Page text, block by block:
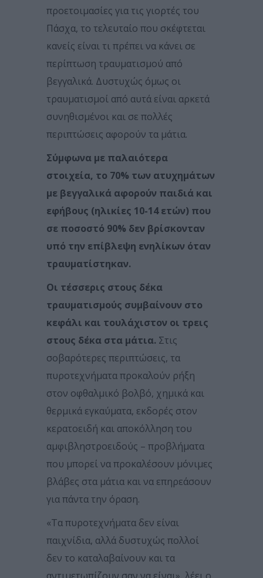
προετοιμασίες για τις γιορτές του
Πάσχα, το τελευταίο που σκέφτεται
κανείς είναι τι πρέπει να κάνει σε
περίπτωση τραυματισμού από
βεγγαλικά. Δυστυχώς όμως οι
τραυματισμοί από αυτά είναι αρκετά
συνηθισμένοι και σε πολλές
περιπτώσεις αφορούν τα μάτια.
Σύμφωνα με παλαιότερα
στοιχεία, το 70% των ατυχημάτων
με βεγγαλικά αφορούν παιδιά και
εφήβους (ηλικίες 10-14 ετών) που
σε ποσοστό 90% δεν βρίσκονταν
υπό την επίβλεψη ενηλίκων όταν
τραυματίστηκαν.
Οι τέσσερις στους δέκα
τραυματισμούς συμβαίνουν στο
κεφάλι και τουλάχιστον οι τρεις
στους δέκα στα μάτια. Στις
σοβαρότερες περιπτώσεις, τα
πυροτεχνήματα προκαλούν ρήξη
στον οφθαλμικό βολβό, χημικά και
θερμικά εγκαύματα, εκδορές στον
κερατοειδή και αποκόλληση του
αμφιβληστροειδούς – προβλήματα
που μπορεί να προκαλέσουν μόνιμες
βλάβες στα μάτια και να επηρεάσουν
για πάντα την όραση.
«Τα πυροτεχνήματα δεν είναι
παιχνίδια, αλλά δυστυχώς πολλοί
δεν το καταλαβαίνουν και τα
αντιμετωπίζουν σαν να είναι», λέει ο